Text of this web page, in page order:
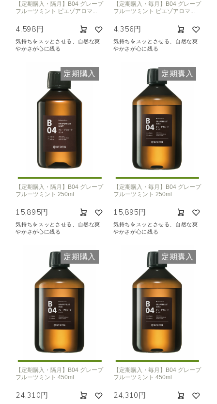
【定期購入・隔月】B04 グレープ
フルーツミント ピエゾアロマ...
4,598円
気持ちをスッとさせる、自然な爽
やかさが心に残る
【定期購入・毎月】B04 グレープ
フルーツミント ピエゾアロマ...
4,356円
気持ちをスッとさせる、自然な爽
やかさが心に残る
定期購入
【定期購入・隔月】B04 グレープ
フルーツミント 250ml
15,895円
気持ちをスッとさせる、自然な爽
やかさが心に残る
定期購入
【定期購入・毎月】B04 グレープ
フルーツミント 250ml
15,895円
気持ちをスッとさせる、自然な爽
やかさが心に残る
定期購入
【定期購入・隔月】B04 グレープ
フルーツミント 450ml
24,310円
定期購入
【定期購入・毎月】B04 グレープ
フルーツミント 450ml
24,310円